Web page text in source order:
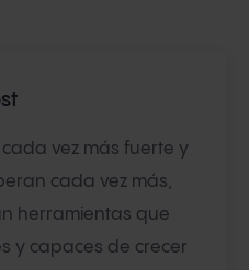
vez más fuerte y
cada vez más,
herramientas que
y capaces de crecer